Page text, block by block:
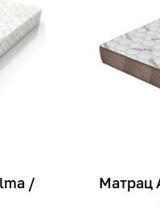
/
Матрац